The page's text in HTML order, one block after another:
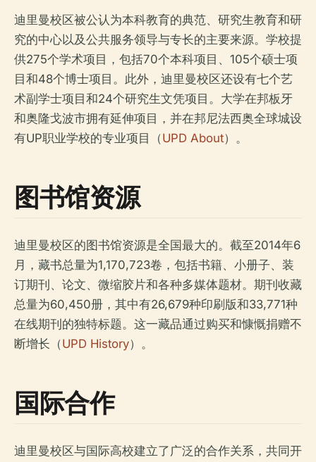
迪里曼校区被公认为本科教育的典范、研究生教育和研
究的中心以及公共服务领导与专长的主要来源。学校提
供275个学术项目，包括70个本科项目、105个硕士项
目和48个博士项目。此外，迪里曼校区还设有七个艺
术副学士项目和24个研究生文凭项目。大学在邦板牙
和奥隆戈波市拥有延伸项目，并在邦尼法西奥全球城设
有UP职业学校的专业项目（UPD About）。
图书馆资源
迪里曼校区的图书馆资源是全国最大的。截至2014年6
月，藏书总量为1,170,723卷，包括书籍、小册子、装
订期刊、论文、微缩胶片和各种多媒体题材。期刊收藏
总量为60,450册，其中有26,679种印刷版和33,771种
在线期刊的独特标题。这一藏品通过购买和慷慨捐赠不
断增长（UPD History）。
国际合作
迪里曼校区与国际高校建立了广泛的合作关系，共同开